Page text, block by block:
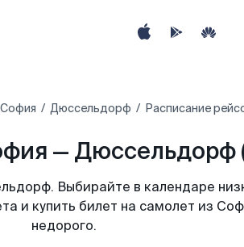
София Дюссельдорф Расписание
— Дюссельдорф
Выбирайте в календаре
и купить билет на самолет из
недорого.